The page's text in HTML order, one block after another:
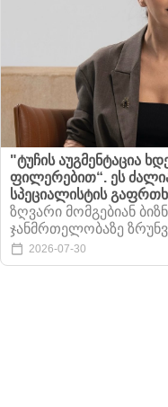
"ტუჩის აუგმენტაცია
ფილერებით“. ეს
სპეციალისტის
ზღვარი მომგებიან
ჯანმრთელობაზე
2026-07-30